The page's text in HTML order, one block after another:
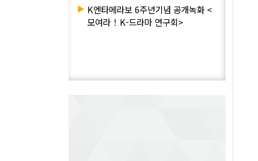
▶ K엔타메라보 6주년기념 공개녹화 <
모여라！K-드라마 연구회>